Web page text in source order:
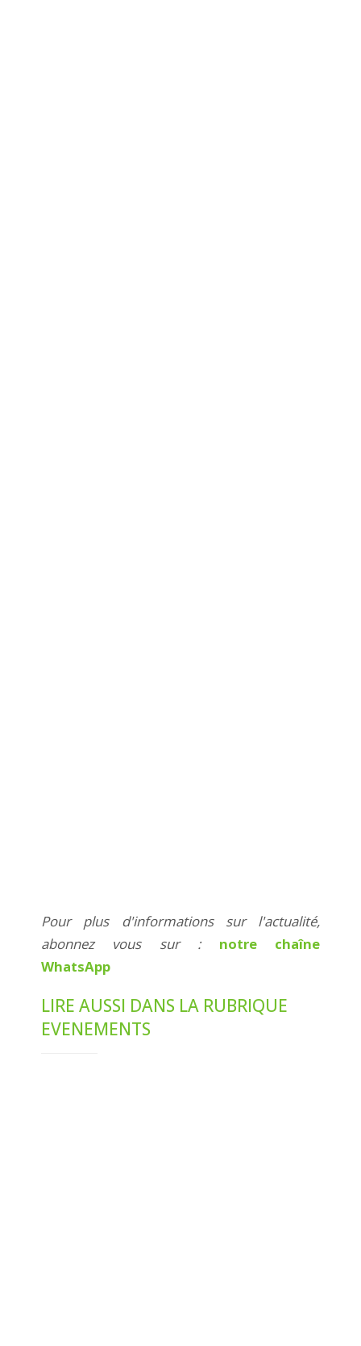
Pour plus d'informations sur l'actualité,
abonnez vous sur : notre chaîne
WhatsApp
LIRE AUSSI DANS LA RUBRIQUE
EVENEMENTS